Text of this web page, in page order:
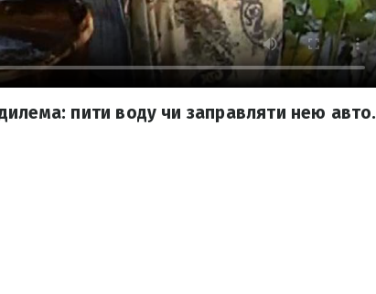
пити воду чи заправляти нею авто.